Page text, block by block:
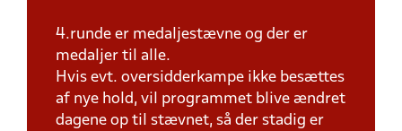
4.runde er medaljestævne og der er
medaljer til alle.
Hvis evt. oversidderkampe ikke besættes
af nye hold, vil programmet blive ændret
dagene op til stævnet, så der stadig er